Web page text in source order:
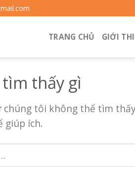
TRANG CHỦ GIỚI
thấy gì
chúng tôi không thể tìm
giúp ích.